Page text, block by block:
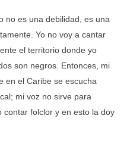
no es una debilidad, es una
Yo no voy a cantar
el territorio donde yo
son negros. Entonces, mi
en el Caribe se escucha
mi voz no sirve para
contar folclor y en esto la doy